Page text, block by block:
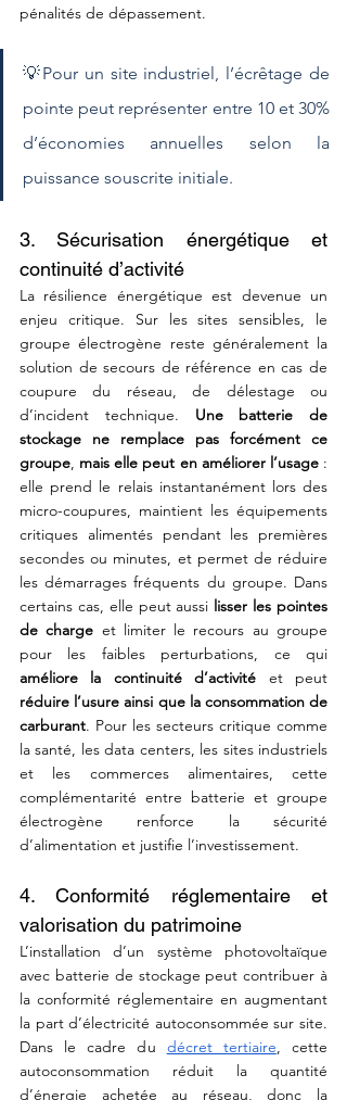
pénalités de dépassement.
💡Pour un site industriel, l’écrêtage de
pointe peut représenter entre 10 et 30%
d’économies annuelles selon la
puissance souscrite initiale.
3. Sécurisation énergétique et
continuité d’activité
La résilience énergétique est devenue un
enjeu critique. Sur les sites sensibles, le
groupe électrogène reste généralement la
solution de secours de référence en cas de
coupure du réseau, de délestage ou
d’incident technique. Une batterie de
stockage ne remplace pas forcément ce
groupe, mais elle peut en améliorer l’usage :
elle prend le relais instantanément lors des
micro-coupures, maintient les équipements
critiques alimentés pendant les premières
secondes ou minutes, et permet de réduire
les démarrages fréquents du groupe. Dans
certains cas, elle peut aussi lisser les pointes
de charge et limiter le recours au groupe
améliore la continuité d’activité
réduire l’usure ainsi que la consommation de
carburant. Pour les secteurs critique comme
la santé, les data centers, les sites industriels
et les commerces alimentaires, cette
complémentarité entre batterie et groupe
électrogène renforce la sécurité
d’alimentation et justifie l’investissement.
4. Conformité réglementaire et
valorisation du patrimoine
L’installation d’un système photovoltaïque
avec batterie de stockage peut contribuer à
la conformité réglementaire en augmentant
la part d’électricité autoconsommée sur site.
Dans le cadre du décret tertiaire, cette
autoconsommation réduit la quantité
d’énergie achetée au réseau, donc la